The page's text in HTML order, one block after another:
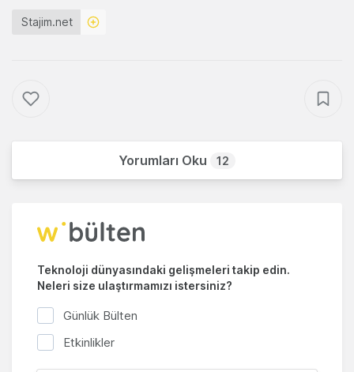
Stajim.net
Yorumları Oku 12
Teknoloji dünyasındaki gelişmeleri takip edin.
Neleri size ulaştırmamızı istersiniz?
Günlük Bülten
Etkinlikler